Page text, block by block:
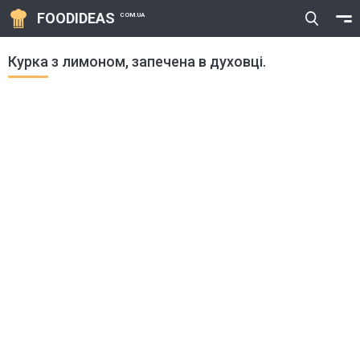
FOODIDEAS COM.UA
Курка з лимоном, запечена в духовці.